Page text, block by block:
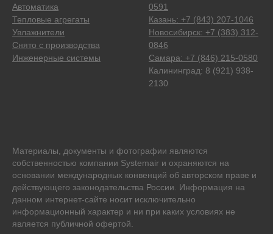
Автоматика
Тепловые агрегаты
Увлажнители
Снято с производства
Инженерные системы
0591
Казань: +7 (843) 207-1046
Новосибирск: +7 (383) 312-
0846
Самара: +7 (846) 215-0580
Калининград: 8 (921) 938-
2130
Материалы, документы и фотографии являются
собственностью компании Systemair и охраняются на
основании международных конвенций об авторском праве и
действующего законодательства России. Информация на
данном интернет-сайте носит исключительно
информационный характер и ни при каких условиях не
является публичной офертой.